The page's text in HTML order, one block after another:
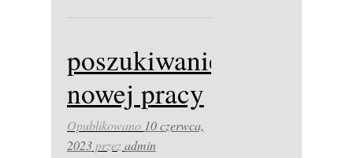
poszukiwanie
nowej pracy
Opublikowano 10 czerwca,
2023przezadmin